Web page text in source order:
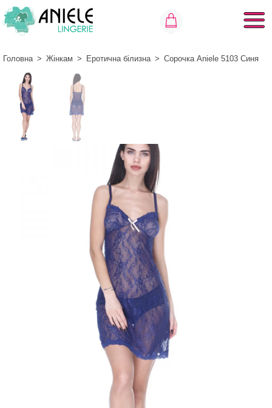
Головна > Жінкам > Еротична білизна > Сорочка Aniele 5103 Синя